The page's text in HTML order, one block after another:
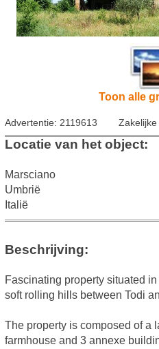
Toon alle
Advertentie: 2119613
Locatie van het object:
Marsciano
Umbrië
Italië
Beschrijving:
Fascinating property situated
soft rolling hills between Todi
The property is composed of a
farmhouse and 3 annexe